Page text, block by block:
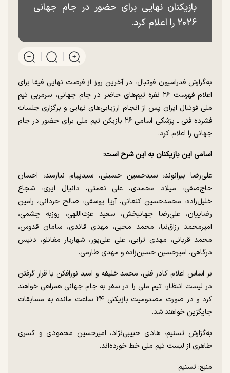
بازیکنان نهایی برای حضور در جام جهانی
۲۰۲۶ را اعلام کرد.
به‌گزارش فدراسیون فوتبال، در آخرین روز از فرصت نهایی فیفا برای
اعلام فهرست ۲۶ نفره تیم‌های حاضر در جام جهانی، سرمربی تیم
ملی فوتبال ایران پس از انجام ارزیابی‌های نهایی و برگزاری جلسات
فشرده فنی ـ پزشکی اسامی ۲۶ بازیکن تیم ملی برای حضور در جام
جهانی را اعلام کرد.
اسامی این بازیکنان به این شرح است:
علی‌رضا بیرانوند، سیدحسین حسینی، سیدپیام نیازمند، احسان
حاج‌صفی، میلاد محمدی، علی نعمتی، دانیال ایری، شجاع
خلیل‌زاده، محمدحسین کنعانی، آریا یوسفی، صالح حردانی، رامین
رضاییان، علی‌رضا جهانبخش، سعید عزت‌اللهی، روزبه چشمی،
امیرمحمد رزاق‌نیا، محمد محبی، مهدی قائدی، سامان قدوس،
محمد قربانی، مهدی ترابی، علی علی‌پور، شهاریار مغانلو، دنیس
درگاهی، امیرحسین حسین‌زاده و مهدی طارمی.
بر اساس اعلام کادر فنی، محمد خلیفه و امید نورافکن با قرار گرفتن
در لیست انتظار، تیم ملی را در سفر به جام جهانی همراهی خواهند
کرد و در صورت مصدومیت بازیکنی ۲۴ ساعت مانده به مسابقات
جایگزین خواهند شد.
به‌گزارش تسنیم، هادی حبیبی‌نژاد، امیرحسین محمودی و کسری
طاهری از لیست تیم ملی خط خورده‌اند.
منبع: تسنیم